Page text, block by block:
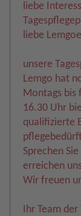
liebe
liebe
unsere
Lemgo hat
Montags bis
16.30 Uhr
qualifizierte
Sprechen
erreichen
Wir freuen
Ihr Team